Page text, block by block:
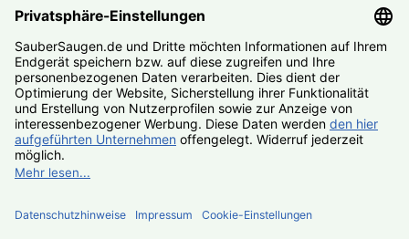
Was mache ich, wenn mein Kobold oder Tiger kaputt ist?
Nutzen Sie unseren#Reparaturservice. Fast alle Vorwerk Staubsauger
reparieren wir Ihnen zum #Festpreis.
© SauberSaugen.de – Ihr Spezialist für Zubehör und
Ersatzteile passend für Vorwerk Staubsauger
*gilt für Lieferungen innerhalb Deutschlands, Lieferzeiten ins
Ausland siehe
Zahlungseingang von Montag – Freitag, sofern Artikel lieferbar
Zubehör